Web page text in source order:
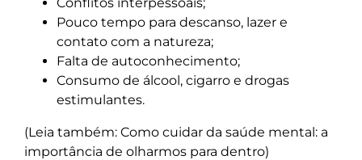
Pouco tempo para descanso, lazer e
contato com a natureza;
Falta de autoconhecimento;
Consumo de álcool, cigarro e drogas
estimulantes.
(Leia também: Como cuidar da saúde mental: a
importância de olharmos para dentro)